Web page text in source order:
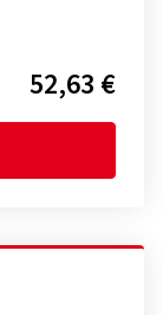
52,63 €